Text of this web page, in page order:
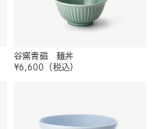
谷窯青磁 麺丼
¥6,600 （税込）